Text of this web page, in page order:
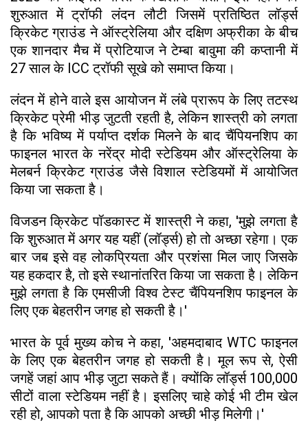
शुरुआत में ट्रॉफी लंदन लौटी जिसमें प्रतिष्ठित लॉर्ड्स
क्रिकेट ग्राउंड ने ऑस्ट्रेलिया और दक्षिण अफ्रीका के बीच
एक शानदार मैच में प्रोटियाज ने टेम्बा बावुमा की कप्तानी में
27 साल के ICC ट्रॉफी सूखे को समाप्त किया।
लंदन में होने वाले इस आयोजन में लंबे प्रारूप के लिए तटस्थ
क्रिकेट प्रेमी भीड़ जुटती रहती है, लेकिन शास्त्री को लगता
है कि भविष्य में पर्याप्त दर्शक मिलने के बाद चैंपियनशिप का
फाइनल भारत के नरेंद्र मोदी स्टेडियम और ऑस्ट्रेलिया के
मेलबर्न क्रिकेट ग्राउंड जैसे विशाल स्टेडियमों में आयोजित
किया जा सकता है।
विजडन क्रिकेट पॉडकास्ट में शास्त्री ने कहा, 'मुझे लगता है
कि शुरुआत में अगर यह यहीं (लॉर्ड्स) हो तो अच्छा रहेगा। एक
बार जब इसे वह लोकप्रियता और प्रशंसा मिल जाए जिसके
यह हकदार है, तो इसे स्थानांतरित किया जा सकता है। लेकिन
मुझे लगता है कि एमसीजी विश्व टेस्ट चैंपियनशिप फाइनल के
लिए एक बेहतरीन जगह हो सकती है।'
भारत के पूर्व मुख्य कोच ने कहा, 'अहमदाबाद WTC फाइनल
के लिए एक बेहतरीन जगह हो सकती है। मूल रूप से, ऐसी
जगहें जहां आप भीड़ जुटा सकते हैं। क्योंकि लॉर्ड्स 100,000
सीटों वाला स्टेडियम नहीं है। इसलिए चाहे कोई भी टीम खेल
रही हो, आपको पता है कि आपको अच्छी भीड़ मिलेगी।'